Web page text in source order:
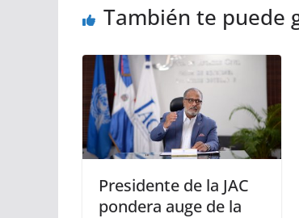
También te puede
Presidente de la JAC
pondera auge de la